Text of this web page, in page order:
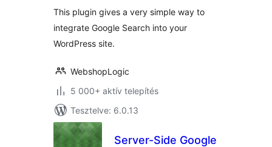
This plugin gives a very simple way to
integrate Google Search into your
WordPress site.
WebshopLogic
5 000+ aktív telepítés
Tesztelve: 6.0.13
Server-Side Google